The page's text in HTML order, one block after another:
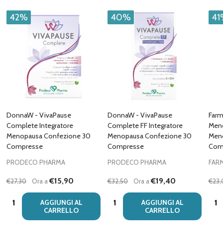
42%
DonnaW - VivaPause
Complete Integratore
Menopausa Confezione 30
Compresse
PRODECO PHARMA
€27,30 Ora a€15,90
Quantità:
AGGIUNGI AL
CARRELLO
40%
DonnaW - VivaPause
Complete FF Integratore
Menopausa Confezione 30
Compresse
PRODECO PHARMA
€32,50 Ora a€19,40
Quantità:
AGGIUNGI AL
CARRELLO